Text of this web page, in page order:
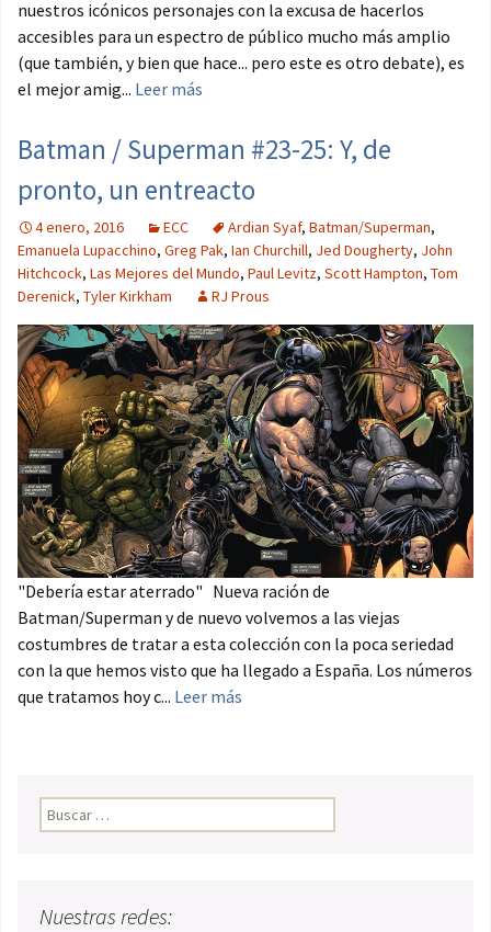
nuestros icónicos personajes con la excusa de hacerlos
accesibles para un espectro de público mucho más amplio
(que también, y bien que hace... pero este es otro debate), es
el mejor amig... Leer más
Batman / Superman #23-25: Y, de
pronto, un entreacto
4 enero, 2016 ECC Ardian Syaf, Batman/Superman,
Emanuela Lupacchino, Greg Pak, Ian Churchill, Jed Dougherty, John
Hitchcock, Las Mejores del Mundo, Paul Levitz, Scott Hampton, Tom
Derenick, Tyler Kirkham RJ Prous
"Debería estar aterrado" Nueva ración de
Batman/Superman y de nuevo volvemos a las viejas
costumbres de tratar a esta colección con la poca seriedad
con la que hemos visto que ha llegado a España. Los números
que tratamos hoy c... Leer más
Buscar:
Nuestras redes: